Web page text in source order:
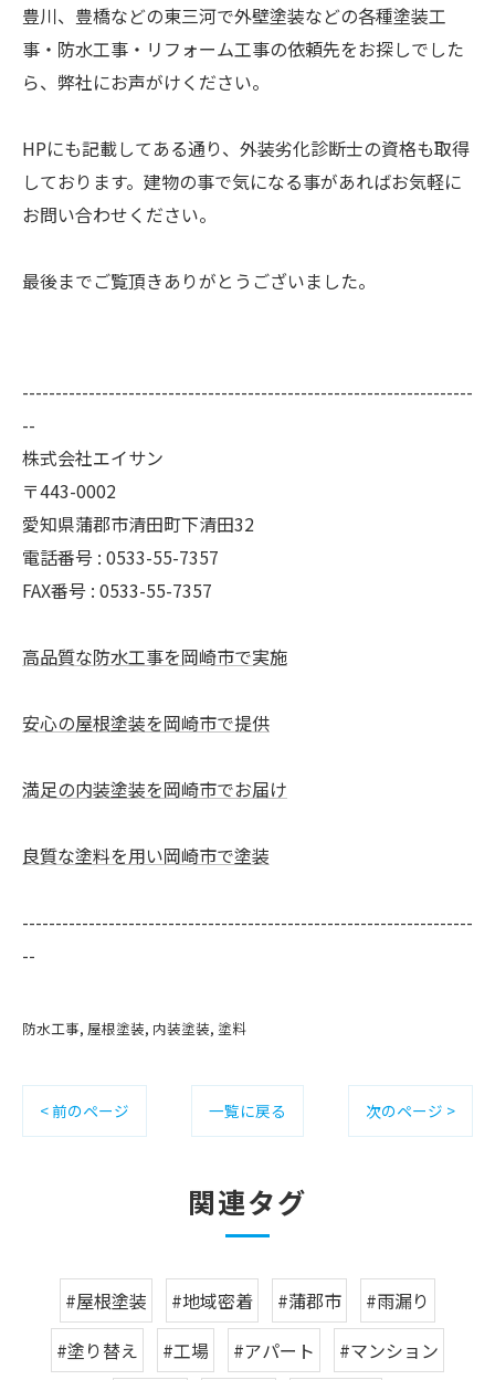
豊川、豊橋などの東三河で外壁塗装などの各種塗装工
事・防水工事・リフォーム工事の依頼先をお探しでした
ら、弊社にお声がけください。
HPにも記載してある通り、外装劣化診断士の資格も取得
しております。建物の事で気になる事があればお気軽に
お問い合わせください。
最後までご覧頂きありがとうございました。
--------------------------------------------------------------------
--
株式会社エイサン
〒443-0002
愛知県蒲郡市清田町下清田32
電話番号 : 0533-55-7357
FAX番号 : 0533-55-7357
高品質な防水工事を岡崎市で実施
安心の屋根塗装を岡崎市で提供
満足の内装塗装を岡崎市でお届け
良質な塗料を用い岡崎市で塗装
--------------------------------------------------------------------
--
防水工事 屋根塗装 内装塗装 塗料
< 前のページ 一覧に戻る 次のページ >
関連タグ
#屋根塗装 #地域密着 #蒲郡市
#雨漏り
#塗り替え
#工場 #アパート #マンション